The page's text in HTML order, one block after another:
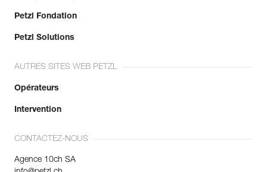
Petzl Fondation
Petzl Solutions
AUTRES SITES WEB PETZL
Opérateurs
Intervention
CONTACTEZ-NOUS
Agence 10ch SA